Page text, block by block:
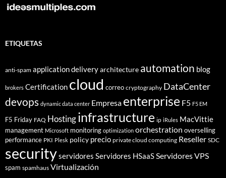
ETIQUETAS
anti-spam application deliveryarchitecture automation blog
brokers Certification cloud correo cryptography DataCenter
devops dynamic data center Empresa enterprise F5 F5 EM
F5 Friday FAQ Hostinginfrastructure ip iRules MacVittie
management Microsoft monitoring optimization orchestration overselling
performance PKI Plesk policy precio private cloud computing Reseller SDC
securityservidores Servidores HSaaSServidores VPS
spam spamhaus Virtualización